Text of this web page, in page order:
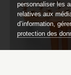
personnaliser les
relatives aux
d’information,
protection des